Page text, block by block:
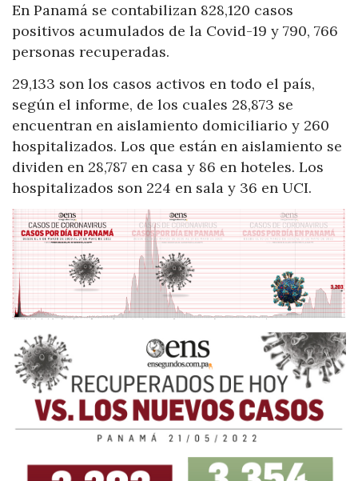
En Panamá se contabilizan 828,120 casos
positivos acumulados de la Covid-19 y 790, 766
personas recuperadas.
29,133 son los casos activos en todo el país,
según el informe, de los cuales 28,873 se
encuentran en aislamiento domiciliario y 260
hospitalizados. Los que están en aislamiento se
dividen en 28,787 en casa y 86 en hoteles. Los
hospitalizados son 224 en sala y 36 en UCI.